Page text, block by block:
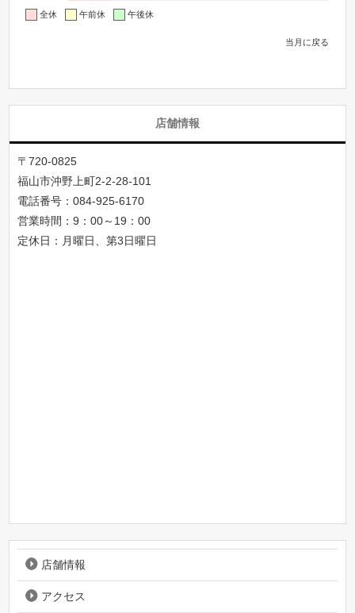
全休 午前休 午後休
当月に戻る
店舗情報
〒720-0825
福山市沖野上町2-2-28-101
電話番号：084-925-6170
営業時間：9：00～19：00
定休日：月曜日、第3日曜日
店舗情報
アクセス